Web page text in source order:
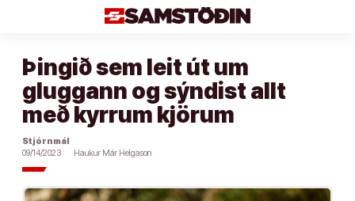
Þingið sem leit út um
gluggann og sýndist allt
með kyrrum kjörum
Stjórnmál
09/14/2023
Haukur Már Helgason